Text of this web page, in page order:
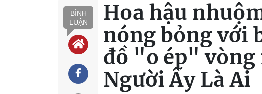
BÌNH
LUẬN
Hoa hậu
nóng bỏng với
đồ "o ép" vòng
Người Ấy Là Ai